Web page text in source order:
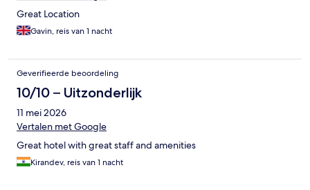
Great Location
Gavin, reis van 1 nacht
Geverifieerde beoordeling
10/10 – Uitzonderlijk
11 mei 2026
Vertalen met Google
Great hotel with great staff and amenities
Kirandev, reis van 1 nacht